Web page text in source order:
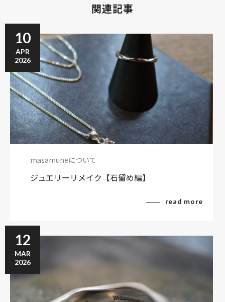
関連記事
10
APR
2026
masamuneについて
ジュエリーリメイク【石留め編】
read more
12
MAR
2026